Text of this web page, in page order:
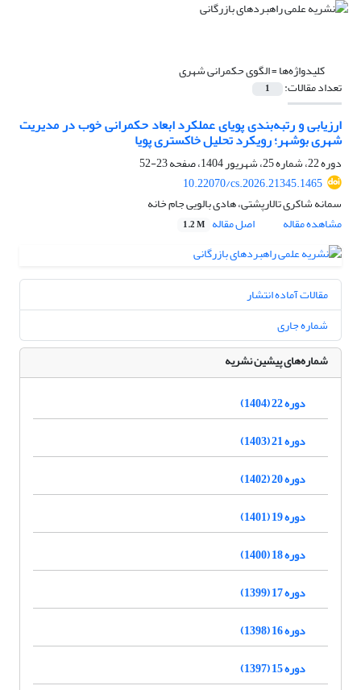
کلیدواژه‌ها =الگوی حکمرانی شهری
تعداد مقالات: 1
ارزیابی و رتبه‌بندی پویای عملکرد ابعاد حکمرانی خوب در مدیریت
شهری بوشهر؛ رویکرد تحلیل خاکستری پویا
دوره 22، شماره 25، شهریور 1404، صفحه
23-52
10.22070/cs.2026.21345.1465
سمانه شاکری تالارپشتی، هادی بالویی جام خانه
مشاهده مقاله
اصل مقاله 1.2 M
مقالات آماده انتشار
شماره جاری
شماره‌های پیشین نشریه
دوره 22 (1404)
دوره 21 (1403)
دوره 20 (1402)
دوره 19 (1401)
دوره 18 (1400)
دوره 17 (1399)
دوره 16 (1398)
دوره 15 (1397)